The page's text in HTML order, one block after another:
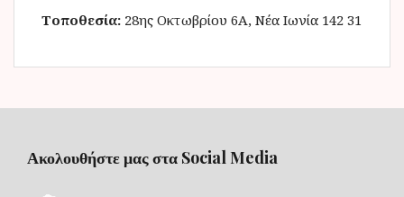
Τοποθεσία: 28ης Οκτωβρίου 6Α, Νέα Ιωνία 142 31
Ακολουθήστε μας στα Social Media